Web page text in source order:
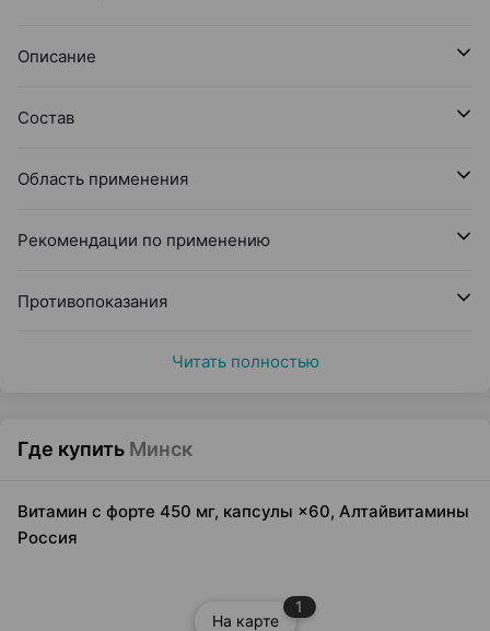
Описание
Состав
Область применения
Рекомендации по применению
Противопоказания
Читать полностью
Где купить Минск
Витамин с форте 450 мг, капсулы ×60, Алтайвитамины
Россия
На карте
1